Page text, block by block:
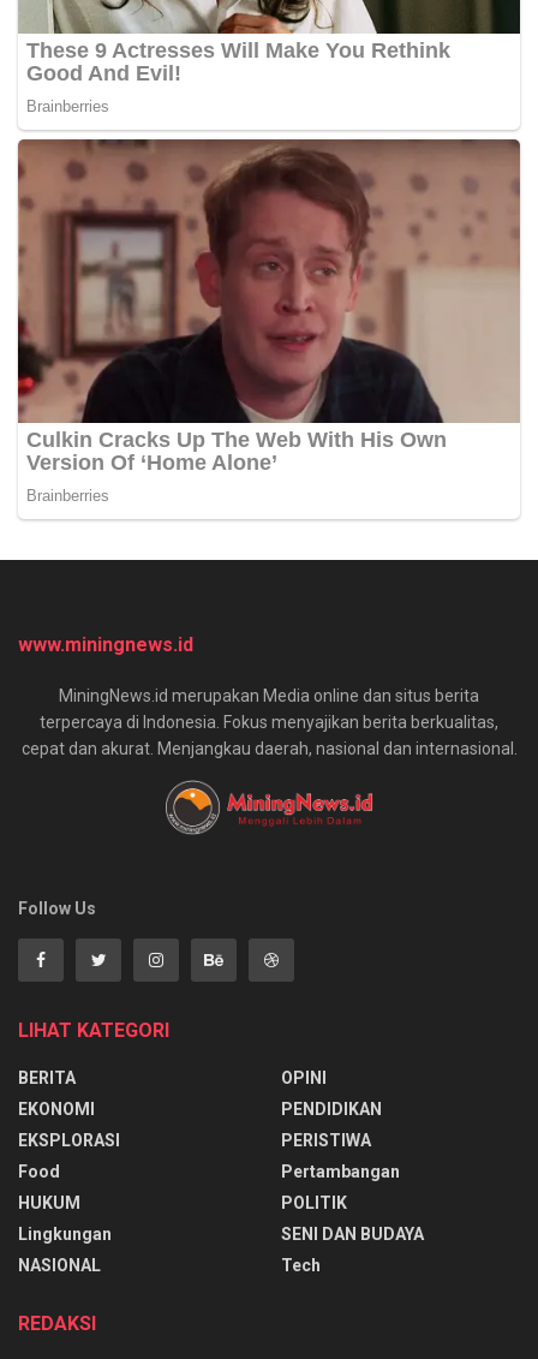
www.miningnews.id
MiningNews.id merupakan Media online dan situs berita
terpercaya di Indonesia. Fokus menyajikan berita berkualitas,
cepat dan akurat. Menjangkau daerah, nasional dan internasional.
Follow Us
LIHAT KATEGORI
BERITA
EKONOMI
EKSPLORASI
Food
HUKUM
Lingkungan
NASIONAL
OPINI
PENDIDIKAN
PERISTIWA
Pertambangan
POLITIK
SENI DAN BUDAYA
Tech
REDAKSI